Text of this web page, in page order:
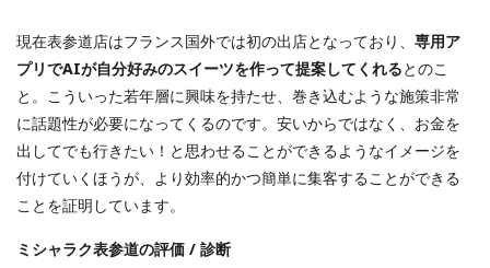
現在表参道店はフランス国外では初の出店となっており、 専用ア
プリでAIが自分好みのスイーツを作って提案してくれるとのこ
と。こういった若年層に興味を持たせ、巻き込むような施策非常
に話題性が必要になってくるのです。安いからではなく、お金を
出してでも行きたい！と思わせることができるようなイメージを
付けていくほうが、より効率的かつ簡単に集客することができる
ことを証明しています。
ミシャラク表参道の評価 / 診断